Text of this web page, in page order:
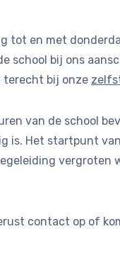
tot en met
school bij ons
terecht bij onze
van de school
is. Het startpunt
contact op of